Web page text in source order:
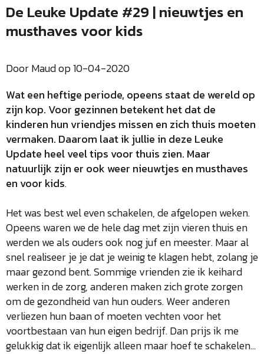
De Leuke Update #29 | nieuwtjes en
musthaves voor kids
Door Maud op 10-04-2020
Wat een heftige periode, opeens staat de wereld op
zijn kop. Voor gezinnen betekent het dat de
kinderen hun vriendjes missen en zich thuis moeten
vermaken. Daarom laat ik jullie in deze Leuke
Update heel veel tips voor thuis zien. Maar
natuurlijk zijn er ook weer nieuwtjes en musthaves
en voor kids.
Het was best wel even schakelen, de afgelopen weken.
Opeens waren we de hele dag met zijn vieren thuis en
werden we als ouders ook nog juf en meester. Maar al
snel realiseer je je dat je weinig te klagen hebt, zolang je
maar gezond bent. Sommige vrienden zie ik keihard
werken in de zorg, anderen maken zich grote zorgen
om de gezondheid van hun ouders. Weer anderen
verliezen hun baan of moeten vechten voor het
voortbestaan van hun eigen bedrijf. Dan prijs ik me
gelukkig dat ik eigenlijk alleen maar hoef te schakelen…